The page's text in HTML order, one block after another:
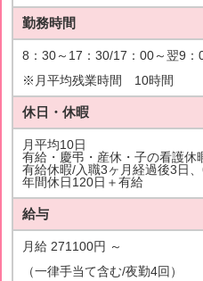
勤務時間
8：30～17：30/17：00～翌9：
※月平均残業時間 10時間
休日・休暇
月平均10日
有給・慶弔・産休・子の看護休
有給休暇/入職3ヶ月経過後3日
年間休日120日＋有給
給与
月給 271100円 ～
（一律手当て含む/夜勤4回）